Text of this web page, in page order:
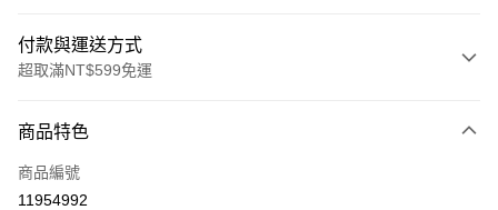
付款與運送方式
超取滿NT$599免運
信用卡一次付款
超商取貨付款
商品特色
商品編號
11954992